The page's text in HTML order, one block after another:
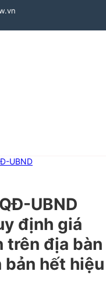
UBND
UBND
định giá
trên địa bàn
bản hết hiệu